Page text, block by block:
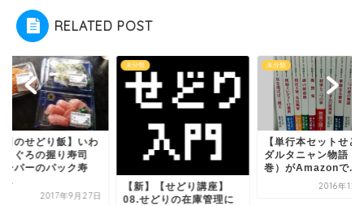
RELATED POST
】【せどり講座】
どりの在庫管理に
未分類
【単行本セットせどり】
ダルタニャン物語（全11
2016年12月16日
未分類
【本日のせどり飯】
しとまぐろの握り寿
（スーパーのパック